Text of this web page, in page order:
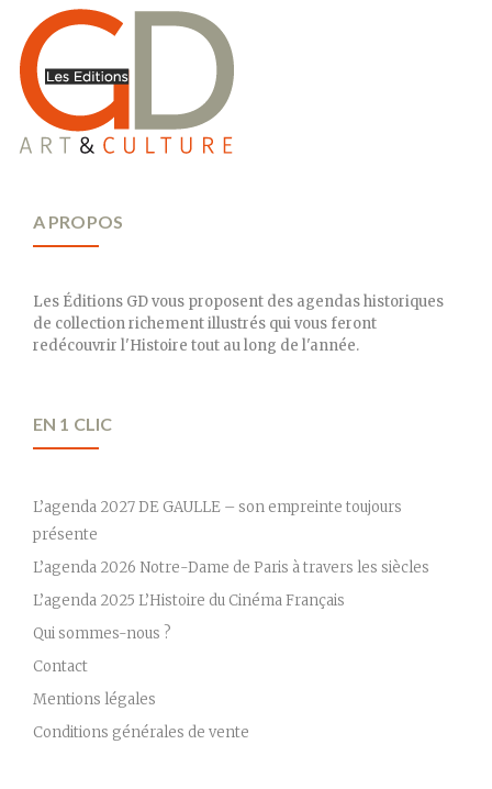
A PROPOS
Les Éditions GD vous proposent des agendas historiques
de collection richement illustrés qui vous feront
redécouvrir l'Histoire tout au long de l'année.
EN 1 CLIC
L’agenda 2027 DE GAULLE – son empreinte toujours
présente
L’agenda 2026 Notre-Dame de Paris à travers les siècles
L’agenda 2025 L’Histoire du Cinéma Français
Qui sommes-nous ?
Contact
Mentions légales
Conditions générales de vente